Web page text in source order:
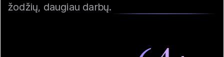
žodžių, daugiau darbų.